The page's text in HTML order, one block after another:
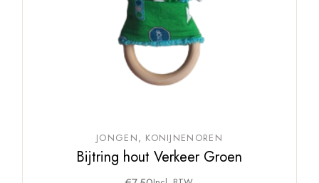
JONGEN KONIJNENOREN
Bijtring hout Verkeer Groen